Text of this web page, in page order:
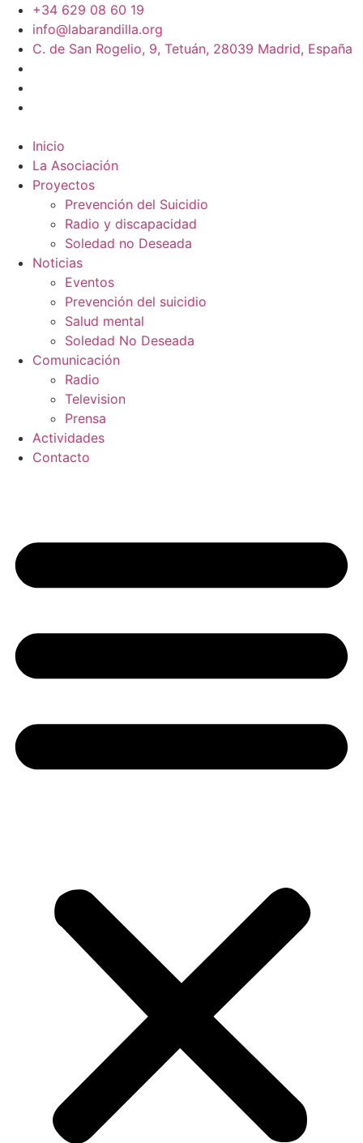
+34 629 08 60 19
info@labarandilla.org
C. de San Rogelio, 9, Tetuán, 28039 Madrid, España
Inicio
La Asociación
Proyectos
Prevención del Suicidio
Radio y discapacidad
Soledad no Deseada
Noticias
Eventos
Prevención del suicidio
Salud mental
Soledad No Deseada
Comunicación
Radio
Television
Prensa
Actividades
Contacto